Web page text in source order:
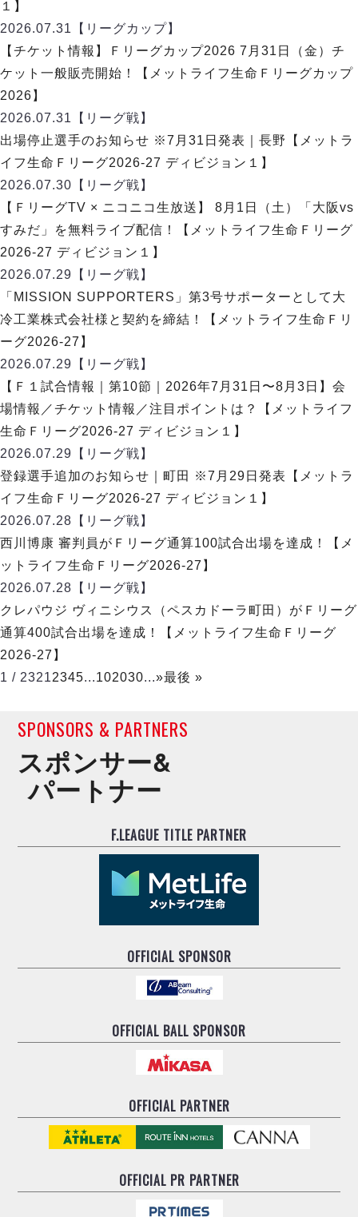
Y．S．C．C．横浜
ヴィンセドール白山
アグレミーナ浜松
ポルセイド浜田
ミラクルスマイル新居浜
１】
2026.07.31
【リーグカップ】
【チケット情報】Ｆリーグカップ2026 7月31日（金）チ
ケット一般販売開始！【メットライフ生命Ｆリーグカップ
2026】
2026.07.31
【リーグ戦】
出場停止選手のお知らせ ※7月31日発表｜長野【メットラ
イフ生命Ｆリーグ2026-27 ディビジョン１】
2026.07.30 【リーグ戦】
【ＦリーグTV × ニコニコ生放送】 8月1日（土）「大阪vs
すみだ」を無料ライブ配信！【メットライフ生命Ｆリーグ
2026-27 ディビジョン１】
2026.07.29 【リーグ戦】
「MISSION SUPPORTERS」第3号サポーターとして大
冷工業株式会社様と契約を締結！【メットライフ生命Ｆリ
ーグ2026-27】
2026.07.29 【リーグ戦】
【Ｆ１試合情報｜第10節｜2026年7月31日〜8月3日】会
場情報／チケット情報／注目ポイントは？【メットライフ
生命Ｆリーグ2026-27 ディビジョン１】
2026.07.29 【リーグ戦】
登録選手追加のお知らせ｜町田 ※7月29日発表【メットラ
イフ生命Ｆリーグ2026-27 ディビジョン１】
2026.07.28 【リーグ戦】
西川博康 審判員がＦリーグ通算100試合出場を達成！【メ
ットライフ生命Ｆリーグ2026-27】
2026.07.28 【リーグ戦】
クレパウジ ヴィニシウス（ペスカドーラ町田）がＦリーグ
通算400試合出場を達成！【メットライフ生命Ｆリーグ
2026-27】
1 / 23212345...102030...»最後 »
SPONSORS & PARTNERS
スポンサー&
パートナー
F.LEAGUE TITLE PARTNER
OFFICIAL SPONSOR
OFFICIAL BALL SPONSOR
OFFICIAL PARTNER
OFFICIALPR PARTNER